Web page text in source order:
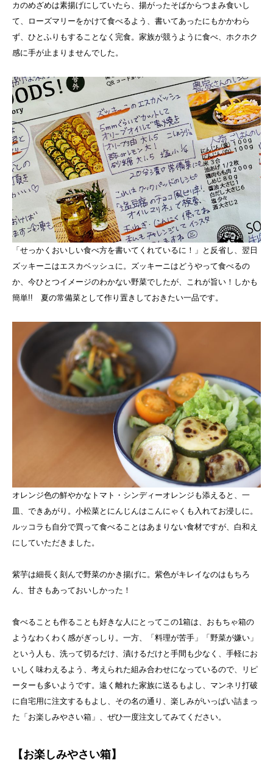
カのめざめは素揚げにしていたら、揚がったそばからつまみ食いし
て、ローズマリーをかけて食べるよう、書いてあったにもかかわら
ず、ひとふりもすることなく完食。家族が競うように食べ、ホクホク
感に手が止まりませんでした。
「せっかくおいしい食べ方を書いてくれているに！」と反省し、翌日
ズッキーニはエスカベッシュに。ズッキーニはどうやって食べるの
か、今ひとつイメージのわかない野菜でしたが、これが旨い！しかも
簡単!! 夏の常備菜として作り置きしておきたい一品です。
オレンジ色の鮮やかなトマト・シンディーオレンジも添えると、一
皿、できあがり。小松菜とにんじんはこんにゃくも入れてお浸しに。
ルッコラも自分で買って食べることはあまりない食材ですが、白和え
にしていただきました。
紫芋は細長く刻んで野菜のかき揚げに。紫色がキレイなのはもちろ
ん、甘さもあっておいしかった！
食べることも作ることも好きな人にとってこの1箱は、おもちゃ箱の
ようなわくわく感がぎっしり。一方、「料理が苦手」「野菜が嫌い」
という人も、洗って切るだけ、漬けるだけと手間も少なく、手軽にお
いしく味わえるよう、考えられた組み合わせになっているので、リピ
ーターも多いようです。遠く離れた家族に送るもよし、マンネリ打破
に自宅用に注文するもよし、その名の通り、楽しみがいっぱい詰まっ
た「お楽しみやさい箱」、ぜひ一度注文してみてください。
【お楽しみやさい箱】